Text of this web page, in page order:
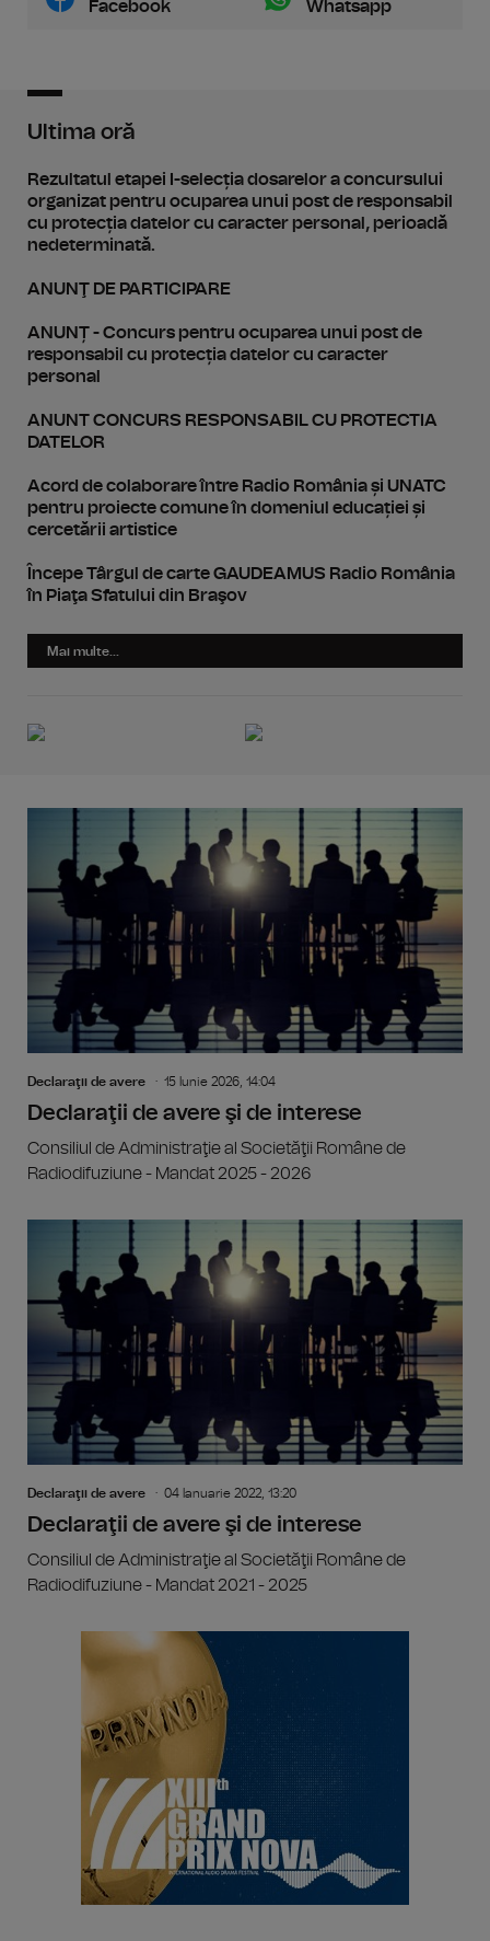
Facebook
Whatsapp
Ultima oră
Rezultatul etapei I-selecția dosarelor a concursului
organizat pentru ocuparea unui post de responsabil
cu protecția datelor cu caracter personal, perioadă
nedeterminată.
ANUNŢ DE PARTICIPARE
ANUNȚ - Concurs pentru ocuparea unui post de
responsabil cu protecția datelor cu caracter
personal
ANUNT CONCURS RESPONSABIL CU PROTECTIA
DATELOR
Acord de colaborare între Radio România și UNATC
pentru proiecte comune în domeniul educației și
cercetării artistice
Începe Târgul de carte GAUDEAMUS Radio România
în Piaţa Sfatului din Braşov
Mai multe...
Declaraţii de avere 15 Iunie 2026, 14:04
Declaraţii de avere şi de interese
Consiliul de Administraţie al Societăţii Române de
Radiodifuziune - Mandat 2025 - 2026
Declaraţii de avere 04 Ianuarie 2022, 13:20
Declaraţii de avere şi de interese
Consiliul de Administraţie al Societăţii Române de
Radiodifuziune - Mandat 2021 - 2025